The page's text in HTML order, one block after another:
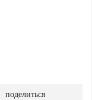
поделиться